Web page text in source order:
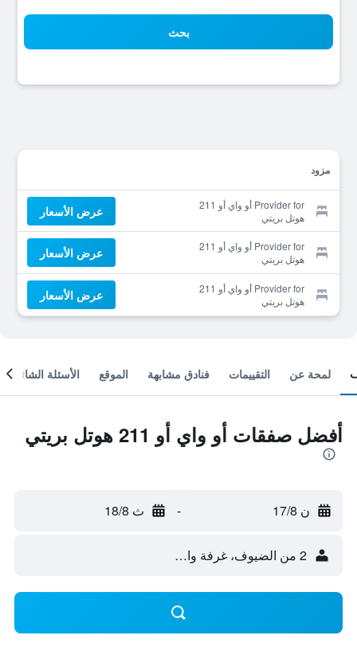
بحث
مزود
Provider for أو واي أو 211
هوتل بريتي
عرض الأسعار
Provider for أو واي أو 211
هوتل بريتي
عرض الأسعار
Provider for أو واي أو 211
هوتل بريتي
عرض الأسعار
لمحة عن التقييمات فنادق مشابهة الموقع الأسئلة الشائعة
أفضل صفقات أو واي أو 211 هوتل بريتي
ن 17/8 - ث 18/8
2 من الضيوف، غرفة واحدة